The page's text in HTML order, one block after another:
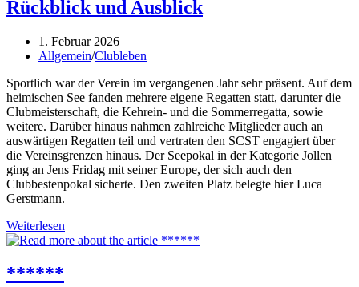
Rückblick und Ausblick
Beitrag
veröffentlicht:
1. Februar 2026
Beitrags-
Allgemein/Clubleben
Sportlich war der Verein im vergangenen Jahr sehr präsent. Auf dem
heimischen See fanden mehrere eigene Regatten statt, darunter die
Clubmeisterschaft, die Kehrein- und die Sommerregatta, sowie
weitere. Darüber hinaus nahmen zahlreiche Mitglieder auch an
auswärtigen Regatten teil und vertraten den SCST engagiert über
die Vereinsgrenzen hinaus. Der Seepokal in der Kategorie Jollen
ging an Jens Fridag mit seiner Europe, der sich auch den
Clubbestenpokal sicherte. Den zweiten Platz belegte hier Luca
Gerstmann.
Weiterlesen
2026
******